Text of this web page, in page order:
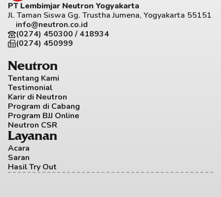
PT Lembimjar Neutron Yogyakarta
Jl. Taman Siswa Gg. Trustha Jumena, Yogyakarta 55151
info@neutron.co.id
(0274) 450300 / 418934
(0274) 450999
Neutron
Tentang Kami
Testimonial
Karir di Neutron
Program di Cabang
Program BJJ Online
Neutron CSR
Layanan
Acara
Saran
Hasil Try Out